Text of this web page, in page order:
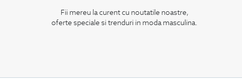
Fii mereu la curent cu noutatile noastre,
oferte speciale si trenduri in moda masculina.